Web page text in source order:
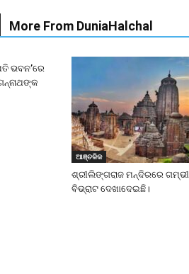
More From DuniaHalchal
ଭବନ’ରେ
ଆଞ୍ଚଳିକ
ଶ୍ରୀଲିଙ୍ଗରାଜ ମନ୍ଦିରରେ
ବିଭ୍ରାଟ ଦେଖାଦେଇଛି।